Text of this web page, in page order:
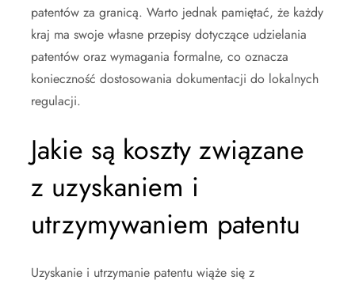
patentów za granicą. Warto jednak pamiętać, że każdy
kraj ma swoje własne przepisy dotyczące udzielania
patentów oraz wymagania formalne, co oznacza
konieczność dostosowania dokumentacji do lokalnych
regulacji.
Jakie są koszty związane
z uzyskaniem i
utrzymywaniem patentu
Uzyskanie i utrzymanie patentu wiąże się z